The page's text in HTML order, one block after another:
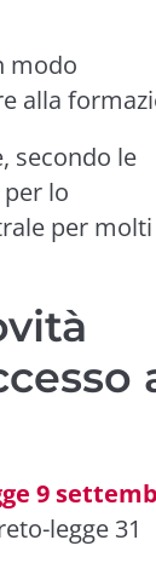
modo
alla
secondo le
lo
per molti
9
legge 31